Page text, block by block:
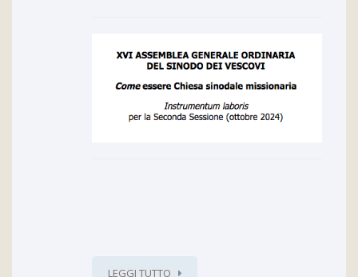
LEGGI TUTTO